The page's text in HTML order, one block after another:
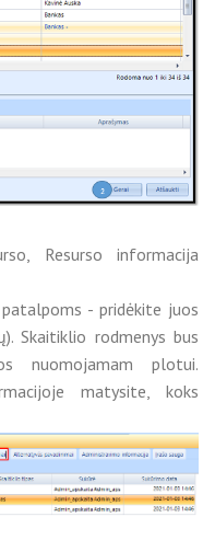
Resurso informacija
- pridėkite juos
Skaitiklio rodmenys bus
nuomojamam plotui.
matysite, koks